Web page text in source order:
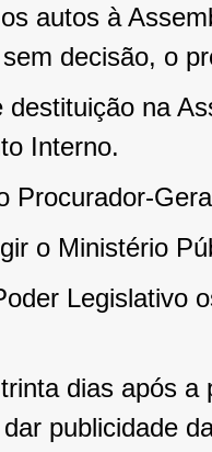
autos à
decisão, o
destituição na
Interno.
Procurador-
o Ministério
Legislativo
dias após
publicidade